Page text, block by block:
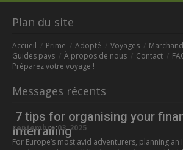
Plan du site
Accueil Prime Adopté Voyages
Guides pays
À propos de nous Contact
Préparez votre voyage !
Messages récents
7 tips for organising your
Interrailing
septembre 03, 2025
For Europe’s most avid adventurers, planning